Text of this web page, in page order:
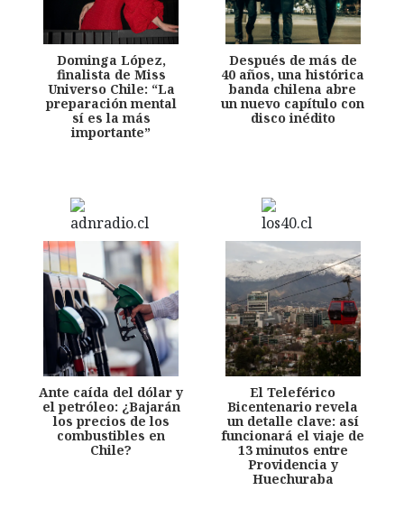
Dominga López,
finalista de Miss
Universo Chile: “La
preparación mental
sí es la más
importante”
Después de más de
40 años, una histórica
banda chilena abre
un nuevo capítulo con
disco inédito
Ante caída del dólar y
el petróleo: ¿Bajarán
los precios de los
combustibles en
Chile?
El Teleférico
Bicentenario revela
un detalle clave: así
funcionará el viaje de
13 minutos entre
Providencia y
Huechuraba